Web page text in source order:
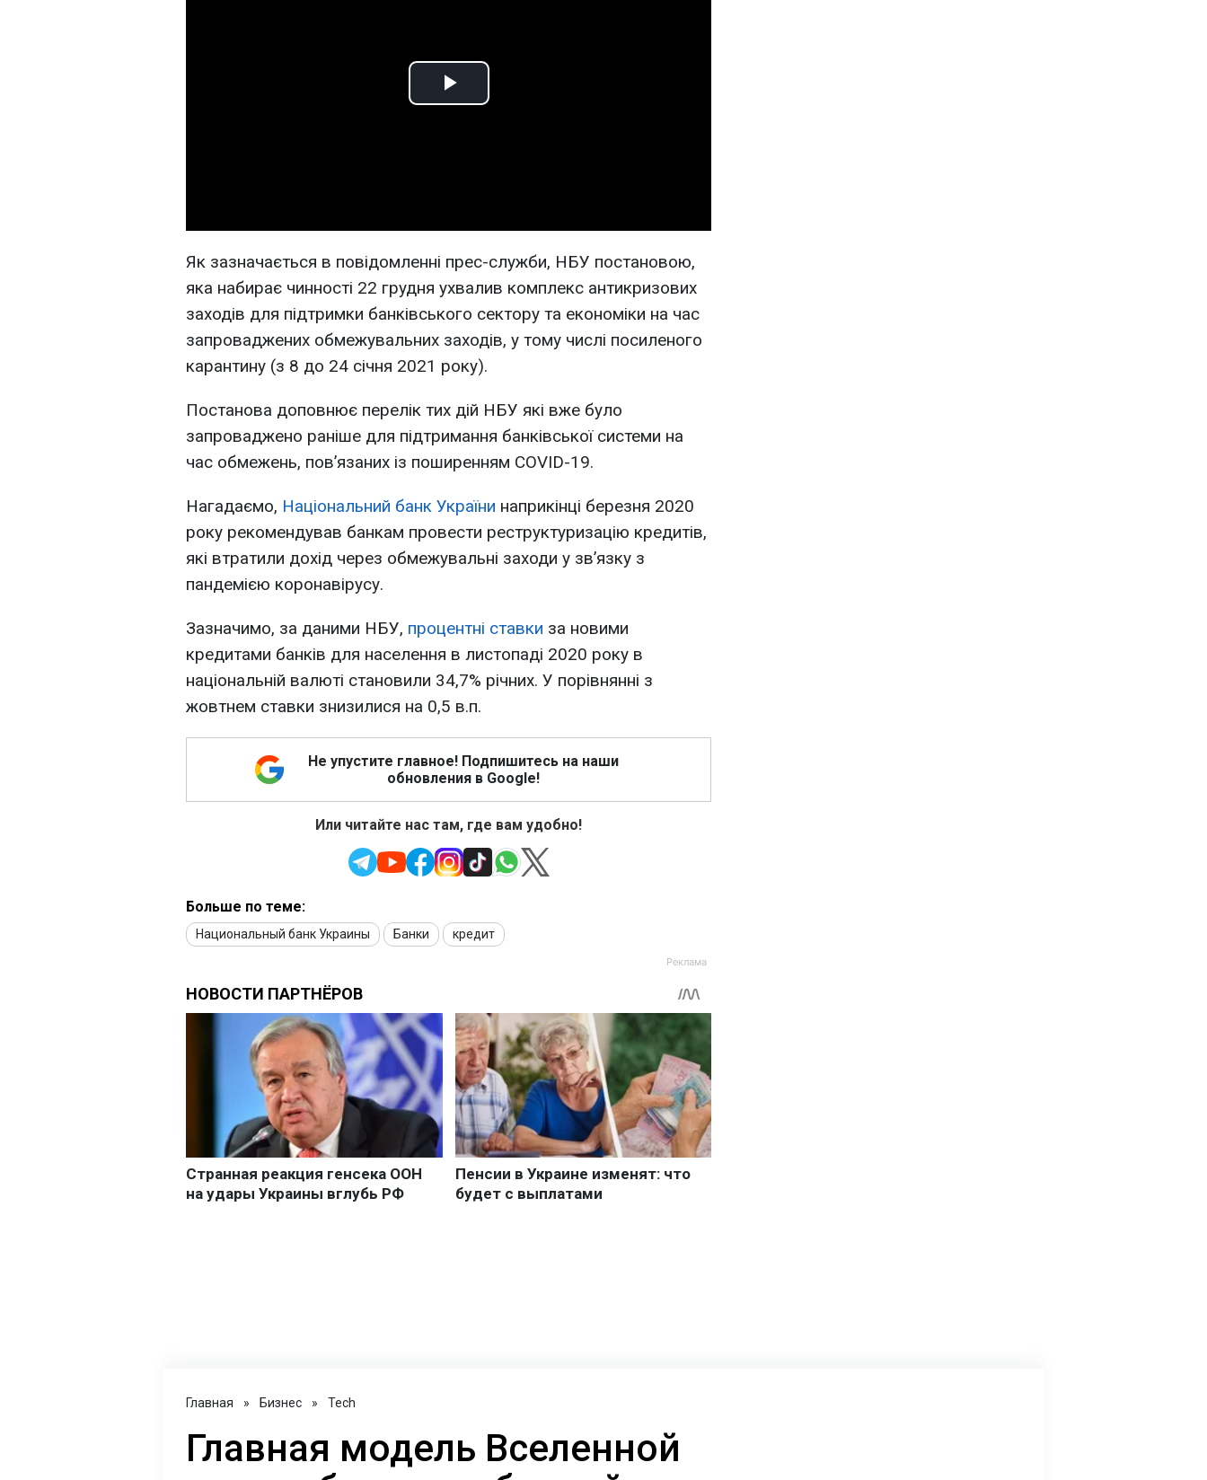
Play
Як зазначається в повідомленні прес-служби, НБУ постановою,
яка набирає чинності 22 грудня ухвалив комплекс антикризових
заходів для підтримки банківського сектору та економіки на час
запроваджених обмежувальних заходів, у тому числі посиленого
карантину (з 8 до 24 січня 2021 року).
Постанова доповнює перелік тих дій НБУ які вже було
запроваджено раніше для підтримання банківської системи на
час обмежень, пов’язаних із поширенням COVID-19.
Нагадаємо, Національний банк України наприкінці березня 2020
року рекомендував банкам провести реструктуризацію кредитів,
які втратили дохід через обмежувальні заходи у зв’язку з
пандемією коронавірусу.
Зазначимо, за даними НБУ, процентні ставки за новими
кредитами банків для населення в листопаді 2020 року в
національній валюті становили 34,7% річних. У порівнянні з
жовтнем ставки знизилися на 0,5 в.п.
Не упустите главное! Подпишитесь на наши
обновления в Google!
Или читайте нас там, где вам удобно!
Больше по теме:
Национальный банк Украины Банки кредит
Главная » Бизнес » Tech
Главная модель Вселенной